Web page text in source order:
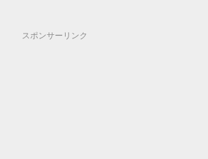
スポンサーリンク